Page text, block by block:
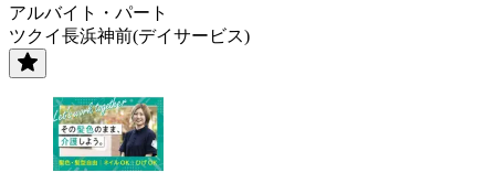
アルバイト・パート
ツクイ長浜神前(デイサービス)